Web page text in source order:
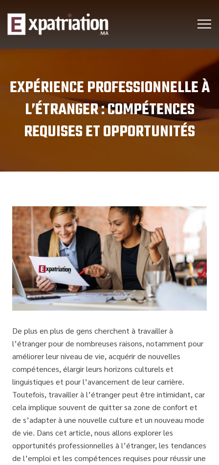
EXPÉRIENCE PROFESSIONNELLE À
L’ÉTRANGER : COMPÉTENCES
REQUISES ET OPPORTUNITÉS
De plus en plus de gens cherchent à travailler à
l’étranger pour de nombreuses raisons, notamment pour
améliorer leur niveau de vie, acquérir de nouvelles
compétences, élargir leurs horizons culturels et
linguistiques et pour l’avancement de leur carrière.
Toutefois, travailler à l’étranger peut être intimidant, car
cela implique souvent de quitter sa zone de confort et
de s’adapter à une nouvelle culture et un nouveau mode
de vie. Dans cet article, nous allons explorer les
opportunités professionnelles à l’étranger, les tendances
de l’emploi et les compétences requises pour réussir une